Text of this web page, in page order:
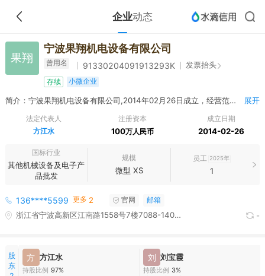
企业动态
果翔
宁波果翔机电设备有限公司
曾用名 91330204091913293K 发票抬头
存续 小微企业
简介：宁波果翔机电设备有限公司,2014年02月26日成立，经营范围包括一般项目：机械电气设备销售；机械设备销售；工业控制计算机及系统销售；智能仪器仪表销售；五金产品批发；金属工具销售；风动和电动工具销售；微特电机及组件销售；电气设备销售；钟表与计时仪器销售；电子测量仪器销售；仪器仪表销售；环境保护专用设备销售；供应用仪器仪表销售；特种设备销售；涂料销售（不含危险化学品）；电线、电缆经营；专用化学产品销售（不含危险化学品）；办公用品销售；液气密元件及系统销售；电子产品销售；互联网销售（除销售需要许可的商品）；技术服务、技术开发、技术咨询、技术交流、技术转让、技术推广；园林绿化工程施工；工程管理服务；机械设备租赁；人工智能应用软件开发；电子、机械设备维护（不含特种设备）；专用设备修理；阀门和旋塞销售；普通机械设备安装服务；金属结构销售；广告制作；广告发布；广告设计、代理（除依法须经批准的项目外，凭营业执照依法自主开展经营活动）。许可项目：建设工程施工；电气安装服务（依法须经批准的项目，经相关部门批准后方可开展经营活动，具体经营项目以审批结果为准）。以下限分支机构经营：一般项目：砼结构构件制造（除依法须经批准的项目外，凭营业执照依法自主开展经营活动）。 展开
法定代表人
方江水
注册资本
100万人民币
成立日期
2014-02-26
国标行业
其他机械设备及电子产
品批发
规模
微型 XS
员工 2025年
1
136****5599 更多 2 官网 邮箱
浙江省宁波高新区江南路1558号7楼7088-1403室 -
股
东
方 方江水
持股比例 97%
刘 刘宝霞
持股比例 3%